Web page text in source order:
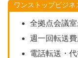
ワンストップビジ
全拠点会議
週一回転送
電話転送・